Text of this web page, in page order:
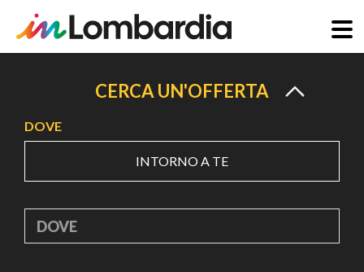
principale
CERCA UN'OFFERTA
DOVE
INTORNO A TE
DOVE